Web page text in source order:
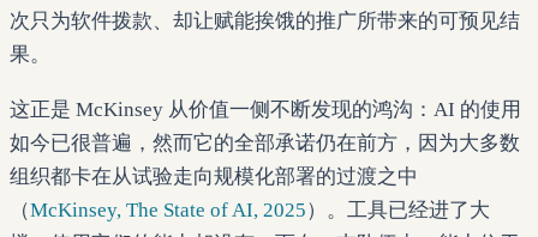
次只为软件拨款、却让赋能挨饿的推广所带来的可预见结
果。
这正是 McKinsey 从价值一侧不断发现的鸿沟：AI 的使用
如今已很普遍，然而它的全部承诺仍在前方，因为大多数
组织都卡在从试验走向规模化部署的过渡之中
（McKinsey, The State of AI, 2025）。工具已经进了大